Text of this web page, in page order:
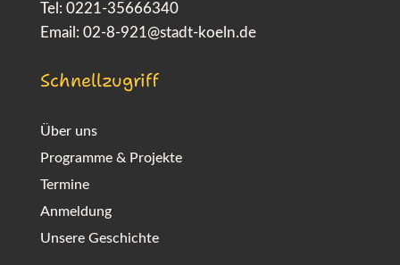
Tel: 0221-35666340
Email: 02-8-921@stadt-koeln.de
Schnellzugriff
Über uns
Programme & Projekte
Termine
Anmeldung
Unsere Geschichte